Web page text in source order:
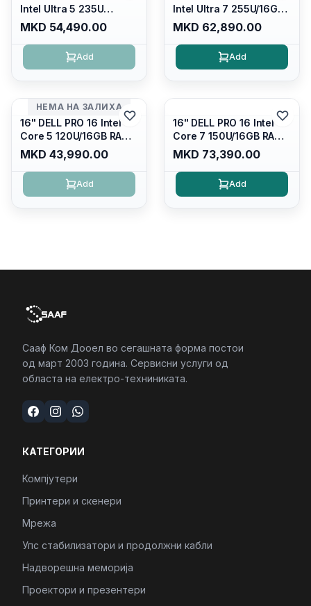
Intel Ultra 5 235U
Vpro/16gb RAM DDR5
5600mhz/ 512 GB SSD
M.2 Nvme
2230/FULLHD+ (16:10)
4/RJ45/PB14250
MKD 54,490.00
Add
Intel Ultra 7 255U/16GB
RAM DDR5 5600mhz/
512 GB SSD M.2 Nvme
2230/FULLHD+ (16:10)
Ips/bt/backlit
MKD 62,890.00
Add
НЕМА НА ЗАЛИХА
16" DELL PRO 16 Intel
Core 5 120U/16GB RAM
DDR5 5600mhz/ 512 GB
SSD M.2 Nvme/fullhd+
(16:10) Ips/bt/backlit
Kb/thunderbolt
MKD 43,990.00
Add
16" DELL PRO 16 Intel
Core 7 150U/16GB RAM
DDR5 5600mhz/ 512 GB
SSD M.2 Nvme
(2230)/FULLHD+ (16:10)
Ips/bt/backlit
MKD 73,390.00
Add
Сааф Ком Дооел во сегашната форма постои
од март 2003 година. Сервисни услуги од
областа на електро-техниниката.
КАТЕГОРИИ
Компјутери
Принтери и скенери
Мрежа
Упс стабилизатори и продолжни кабли
Надворешна меморија
Проектори и презентери